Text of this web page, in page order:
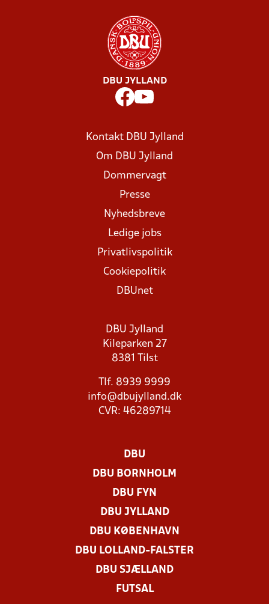
DBU JYLLAND
Kontakt DBU Jylland
Om DBU Jylland
Dommervagt
Presse
Nyhedsbreve
Ledige jobs
Privatlivspolitik
Cookiepolitik
DBUnet
DBU Jylland
Kileparken 27
8381 Tilst
Tlf. 8939 9999
info@dbujylland.dk
CVR: 46289714
DBU
DBU BORNHOLM
DBU FYN
DBU JYLLAND
DBU KØBENHAVN
DBU LOLLAND-FALSTER
DBU SJÆLLAND
FUTSAL